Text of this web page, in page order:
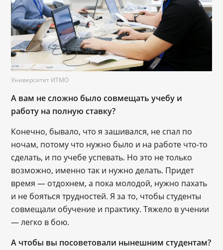
Университет ИТМО
А вам не сложно было совмещать учебу и
работу на полную ставку?
Конечно, бывало, что я зашивался, не спал по
ночам, потому что нужно было и на работе что-то
сделать, и по учебе успевать. Но это не только
возможно, именно так и нужно делать. Придет
время — отдохнем, а пока молодой, нужно пахать
и не бояться трудностей. Я за то, чтобы студенты
совмещали обучение и практику. Тяжело в учении
— легко в бою.
А чтобы вы посоветовали нынешним студентам?